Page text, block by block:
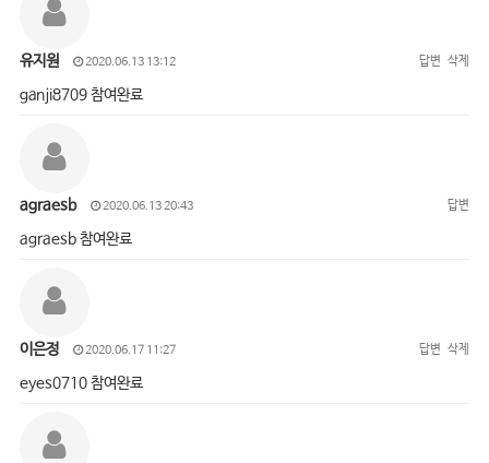
유지원 2020.06.13 13:12 답변 삭제
ganji8709 참여완료
agraesb 2020.06.13 20:43 답변
agraesb 참여완료
이은정 2020.06.17 11:27 답변 삭제
eyes0710 참여완료